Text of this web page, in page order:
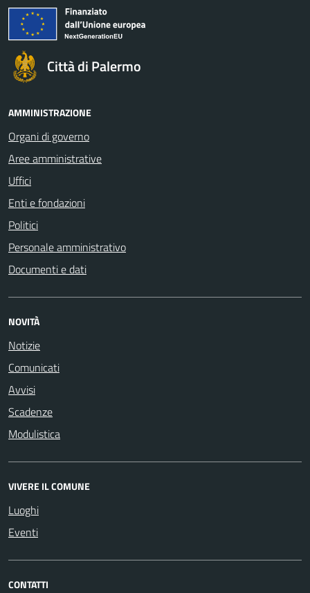
Città di Palermo
AMMINISTRAZIONE
Organi di governo
Aree amministrative
Uffici
Enti e fondazioni
Politici
Personale amministrativo
Documenti e dati
NOVITÀ
Notizie
Comunicati
Avvisi
Scadenze
Modulistica
VIVERE IL COMUNE
Luoghi
Eventi
CONTATTI